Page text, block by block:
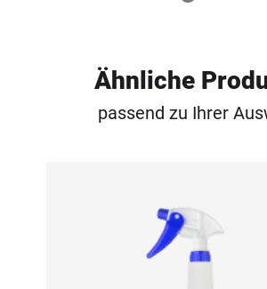
Ähnliche
passend zu Ihrer